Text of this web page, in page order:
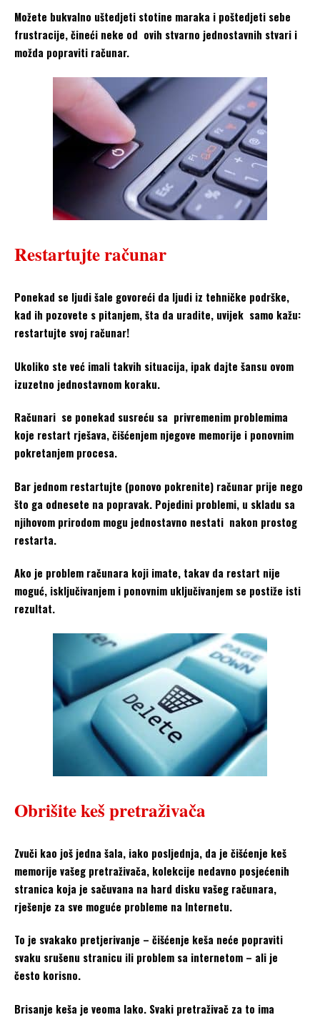
Možete bukvalno uštedjeti stotine maraka i poštedjeti sebe
frustracije, čineći neke od ovih stvarno jednostavnih stvari i
možda popraviti računar.
Restartujte računar
Ponekad se ljudi šale govoreći da ljudi iz tehničke podrške,
kad ih pozovete s pitanjem, šta da uradite, uvijek samo kažu:
restartujte svoj računar!
Ukoliko ste već imali takvih situacija, ipak dajte šansu ovom
izuzetno jednostavnom koraku.
Računari se ponekad susreću sa privremenim problemima
koje restart rješava, čišćenjem njegove memorije i ponovnim
pokretanjem procesa.
Bar jednom restartujte (ponovo pokrenite) računar prije nego
što ga odnesete na popravak. Pojedini problemi, u skladu sa
njihovom prirodom mogu jednostavno nestati nakon prostog
restarta.
Ako je problem računara koji imate, takav da restart nije
moguć, isključivanjem i ponovnim uključivanjem se postiže isti
rezultat.
Obrišite keš pretraživača
Zvuči kao još jedna šala, iako posljednja, da je čišćenje keš
memorije vašeg pretraživača, kolekcije nedavno posjećenih
stranica koja je sačuvana na hard disku vašeg računara,
rješenje za sve moguće probleme na Internetu.
To je svakako pretjerivanje – čišćenje keša neće popraviti
svaku srušenu stranicu ili problem sa internetom – ali je
često korisno.
Brisanje keša je veoma lako. Svaki pretraživač za to ima